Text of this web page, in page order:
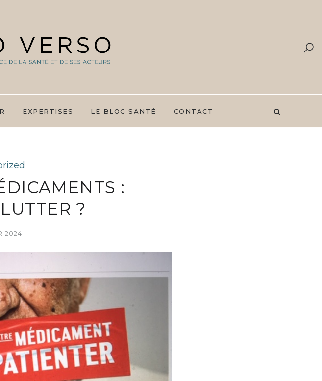
EXPERTISES LE BLOG SANTÉ CONTACT
:
?
2024